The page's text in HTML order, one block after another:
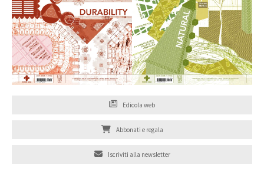
Edicola web
Abbonati e regala
Iscriviti alla newsletter